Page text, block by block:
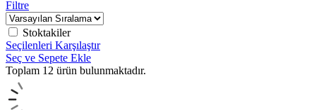
Filtre
Stoktakiler
Seçilenleri Karşılaştır
Seç ve Sepete Ekle
Toplam 12 ürün bulunmaktadır.